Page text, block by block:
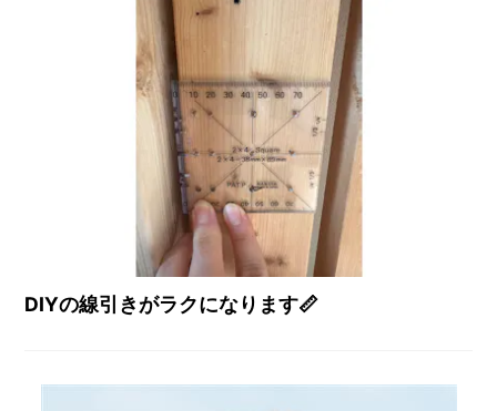
DIYの線引きがラクになります📏